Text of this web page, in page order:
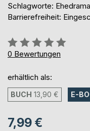
Schlagworte:
Barrierefreiheit:
Bewertung::
0%
0 Bewertungen
erhältlich als:
BUCH 13,90 € E-
7,99 €